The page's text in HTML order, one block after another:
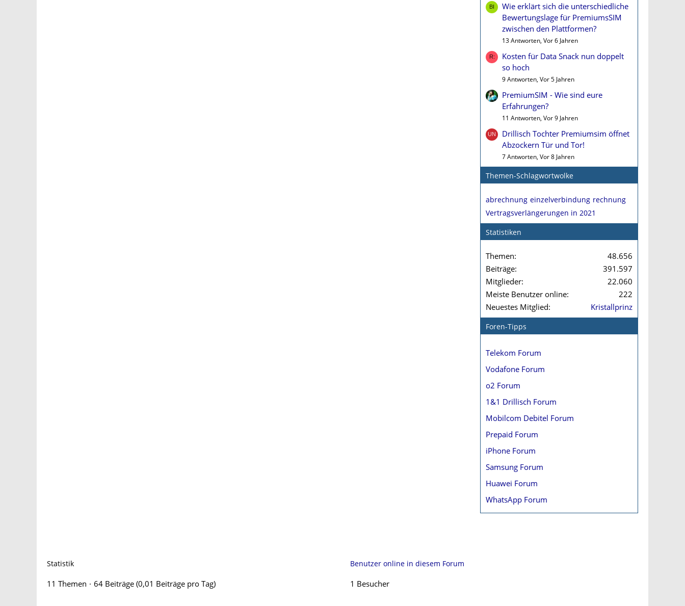
Wie erklärt sich die unterschiedliche
Bewertungslage für PremiumsSIM
zwischen den Plattformen?
13 Antworten, Vor 6 Jahren
Kosten für Data Snack nun doppelt
so hoch
9 Antworten, Vor 5 Jahren
PremiumSIM - Wie sind eure
Erfahrungen?
11 Antworten, Vor 9 Jahren
Drillisch Tochter Premiumsim öffnet
Abzockern Tür und Tor!
7 Antworten, Vor 8 Jahren
Themen-Schlagwortwolke
abrechnung einzelverbindung rechnung
Vertragsverlängerungen in 2021
Statistiken
Themen
48.656
Beiträge
391.597
Mitglieder
22.060
Meiste Benutzer online
222
Neuestes Mitglied
Kristallprinz
Foren-Tipps
Telekom Forum
Vodafone Forum
o2 Forum
1&1 Drillisch Forum
Mobilcom Debitel Forum
Prepaid Forum
iPhone Forum
Samsung Forum
Huawei Forum
WhatsApp Forum
Statistik
11 Themen 64 Beiträge (0,01 Beiträge pro Tag)
Benutzer online in diesem Forum
1 Besucher